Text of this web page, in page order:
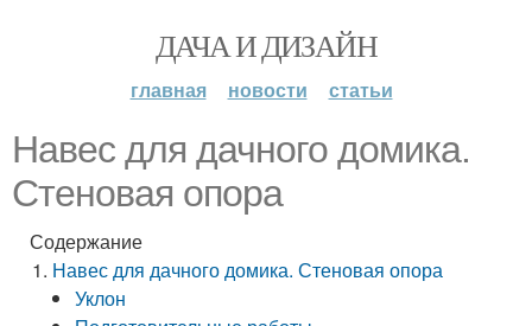
ДАЧА И ДИЗАЙН
главная новости статьи
Навес для дачного домика.
Стеновая опора
Содержание
Навес для дачного домика. Стеновая опора
Уклон